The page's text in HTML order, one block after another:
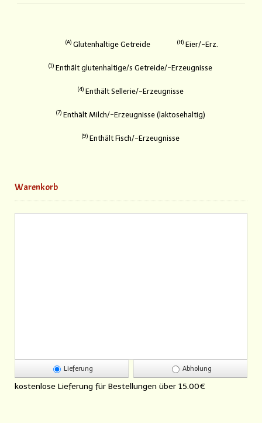
A Glutenhaltige Getreide H Eier/-Erz.
1 Enthält glutenhaltige/s Getreide/-Erzeugnisse
4 Enthält Sellerie/-Erzeugnisse
7 Enthält Milch/-Erzeugnisse (laktosehaltig)
9 Enthält Fisch/-Erzeugnisse
Warenkorb
Lieferung Abholung
kostenlose Lieferung für Bestellungen über 15.00€